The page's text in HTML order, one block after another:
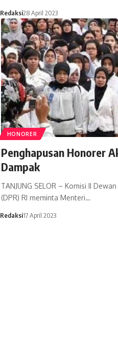
Redaksi28 April 2023
HONORER
Penghapusan Honorer
Dampak
TANJUNG SELOR – Komisi II
(DPR) RI meminta Menteri…
Redaksi17 April 2023